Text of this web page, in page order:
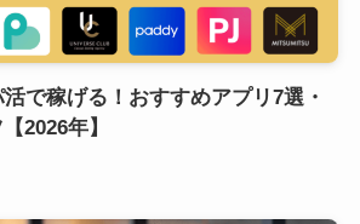
で稼げる！おすすめアプリ7選・
2026年】